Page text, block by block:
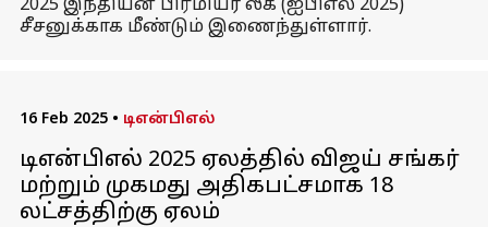
2025 இந்தியன் பிரீமியர் லீக் (ஐபிஎல் 2025)
சீசனுக்காக மீண்டும் இணைந்துள்ளார்.
16 Feb 2025 • டிஎன்பிஎல்
டிஎன்பிஎல் 2025 ஏலத்தில் விஜய் சங்கர்
மற்றும் முகமது அதிகபட்சமாக ₹18
லட்சத்திற்கு ஏலம்